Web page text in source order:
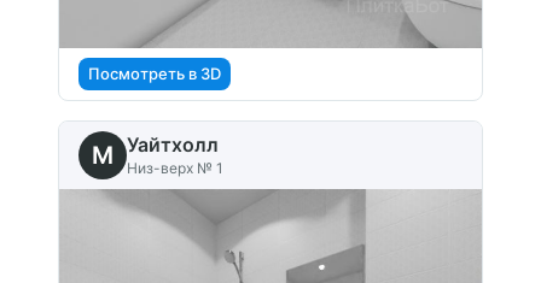
Посмотреть в 3D
M Уайтхолл
Низ-верх № 1